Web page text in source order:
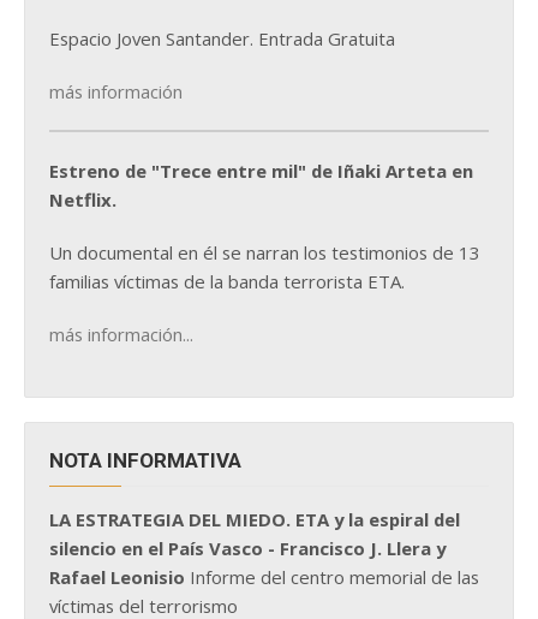
Espacio Joven Santander. Entrada Gratuita
más información
Estreno de "Trece entre mil" de Iñaki Arteta en
Netflix.
Un documental en él se narran los testimonios de 13
familias víctimas de la banda terrorista ETA.
más información...
NOTA INFORMATIVA
LA ESTRATEGIA DEL MIEDO. ETA y la espiral del
silencio en el País Vasco - Francisco J. Llera y
Rafael Leonisio Informe del centro memorial de las
víctimas del terrorismo